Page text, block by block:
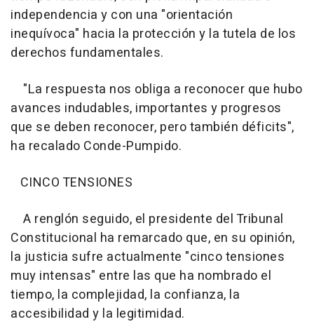
independencia y con una "orientación
inequívoca" hacia la protección y la tutela de los
derechos fundamentales.
"La respuesta nos obliga a reconocer que hubo
avances indudables, importantes y progresos
que se deben reconocer, pero también déficits",
ha recalado Conde-Pumpido.
CINCO TENSIONES
A renglón seguido, el presidente del Tribunal
Constitucional ha remarcado que, en su opinión,
la justicia sufre actualmente "cinco tensiones
muy intensas" entre las que ha nombrado el
tiempo, la complejidad, la confianza, la
accesibilidad y la legitimidad.